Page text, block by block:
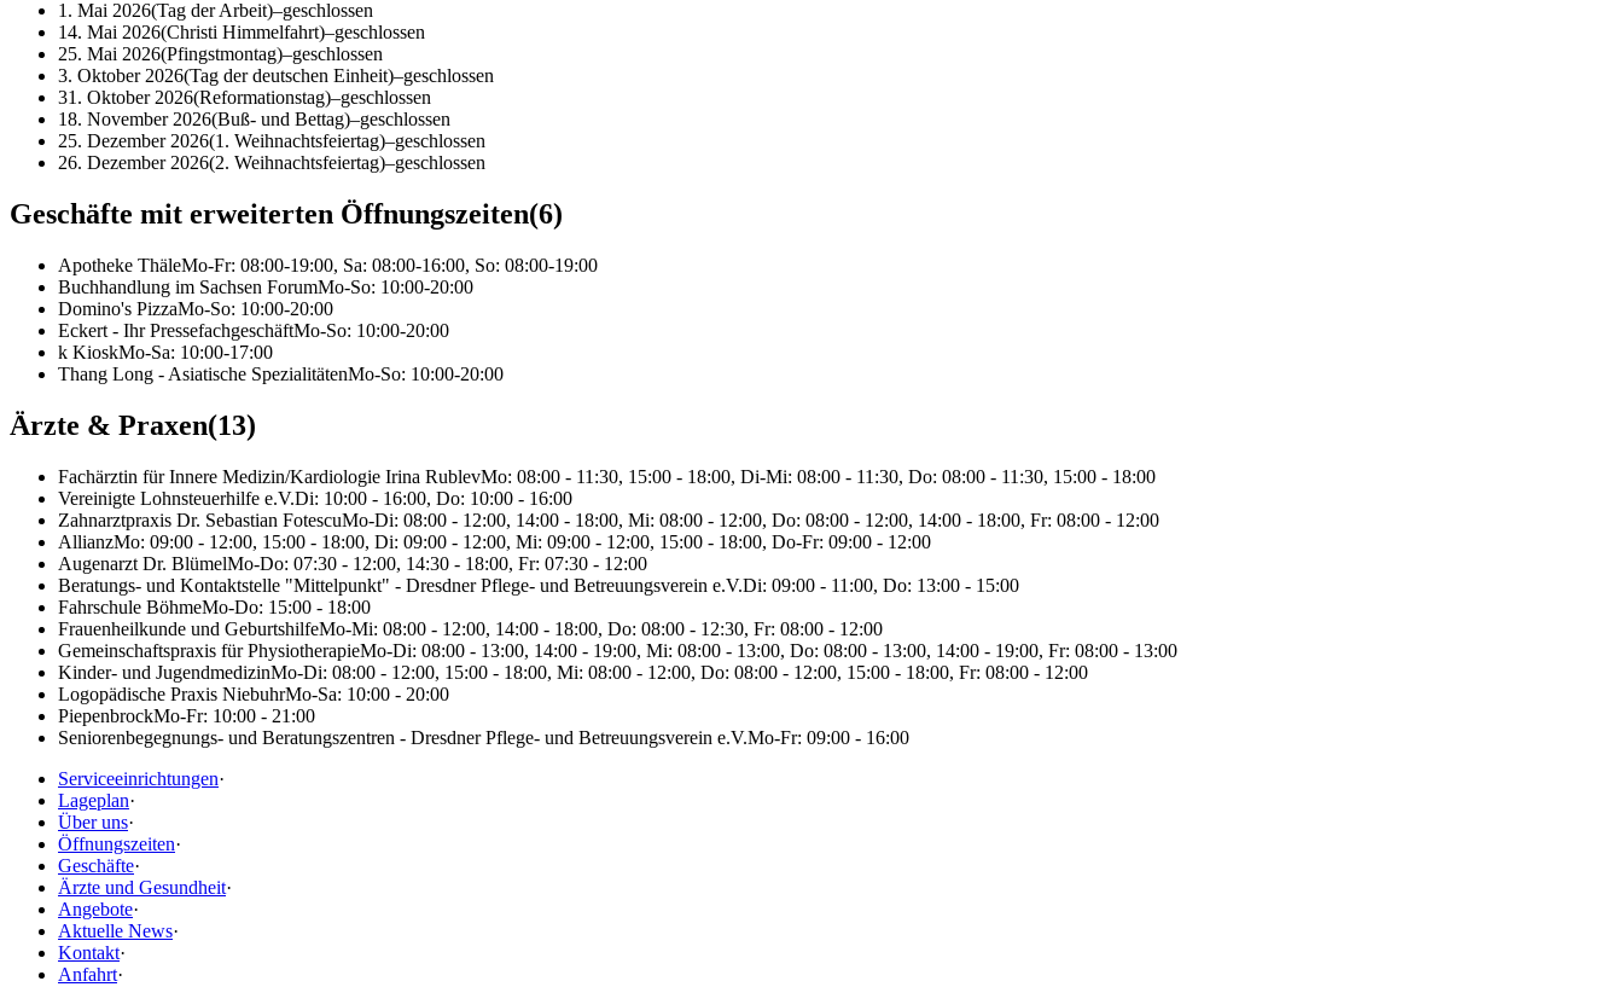
1. Mai 2026(Tag der Arbeit)–geschlossen
14. Mai 2026(Christi Himmelfahrt)–geschlossen
25. Mai 2026(Pfingstmontag)–geschlossen
3. Oktober 2026(Tag der deutschen Einheit)–geschlossen
31. Oktober 2026(Reformationstag)–geschlossen
18. November 2026(Buß- und Bettag)–geschlossen
25. Dezember 2026(1. Weihnachtsfeiertag)–geschlossen
26. Dezember 2026(2. Weihnachtsfeiertag)–geschlossen
Geschäfte mit erweiterten Öffnungszeiten(6)
Apotheke ThäleMo-Fr: 08:00-19:00, Sa: 08:00-16:00, So: 08:00-19:00
Buchhandlung im Sachsen ForumMo-So: 10:00-20:00
Domino's PizzaMo-So: 10:00-20:00
Eckert - Ihr PressefachgeschäftMo-So: 10:00-20:00
k KioskMo-Sa: 10:00-17:00
Thang Long - Asiatische SpezialitätenMo-So: 10:00-20:00
Ärzte & Praxen(13)
Fachärztin für Innere Medizin/Kardiologie Irina RublevMo: 08:00 - 11:30, 15:00 - 18:00, Di-Mi: 08:00 - 11:30, Do: 08:00 - 11:30, 15:00 - 18:00
Vereinigte Lohnsteuerhilfe e.V.Di: 10:00 - 16:00, Do: 10:00 - 16:00
Zahnarztpraxis Dr. Sebastian FotescuMo-Di: 08:00 - 12:00, 14:00 - 18:00, Mi: 08:00 - 12:00, Do: 08:00 - 12:00, 14:00 - 18:00, Fr: 08:00 - 12:00
AllianzMo: 09:00 - 12:00, 15:00 - 18:00, Di: 09:00 - 12:00, Mi: 09:00 - 12:00, 15:00 - 18:00, Do-Fr: 09:00 - 12:00
Augenarzt Dr. BlümelMo-Do: 07:30 - 12:00, 14:30 - 18:00, Fr: 07:30 - 12:00
Beratungs- und Kontaktstelle "Mittelpunkt" - Dresdner Pflege- und Betreuungsverein e.V.Di: 09:00 - 11:00, Do: 13:00 - 15:00
Fahrschule BöhmeMo-Do: 15:00 - 18:00
Frauenheilkunde und GeburtshilfeMo-Mi: 08:00 - 12:00, 14:00 - 18:00, Do: 08:00 - 12:30, Fr: 08:00 - 12:00
Gemeinschaftspraxis für PhysiotherapieMo-Di: 08:00 - 13:00, 14:00 - 19:00, Mi: 08:00 - 13:00, Do: 08:00 - 13:00, 14:00 - 19:00, Fr: 08:00 - 13:00
Kinder- und JugendmedizinMo-Di: 08:00 - 12:00, 15:00 - 18:00, Mi: 08:00 - 12:00, Do: 08:00 - 12:00, 15:00 - 18:00, Fr: 08:00 - 12:00
Logopädische Praxis NiebuhrMo-Sa: 10:00 - 20:00
PiepenbrockMo-Fr: 10:00 - 21:00
Seniorenbegegnungs- und Beratungszentren - Dresdner Pflege- und Betreuungsverein e.V.Mo-Fr: 09:00 - 16:00
Serviceeinrichtungen·
Lageplan·
Über uns·
Öffnungszeiten·
Geschäfte·
Ärzte und Gesundheit·
Angebote·
Aktuelle News·
Kontakt·
Anfahrt·